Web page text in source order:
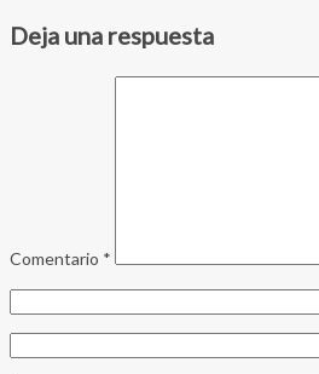
Deja una respuesta
Comentario *